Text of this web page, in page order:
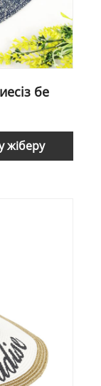
бе
жіберу